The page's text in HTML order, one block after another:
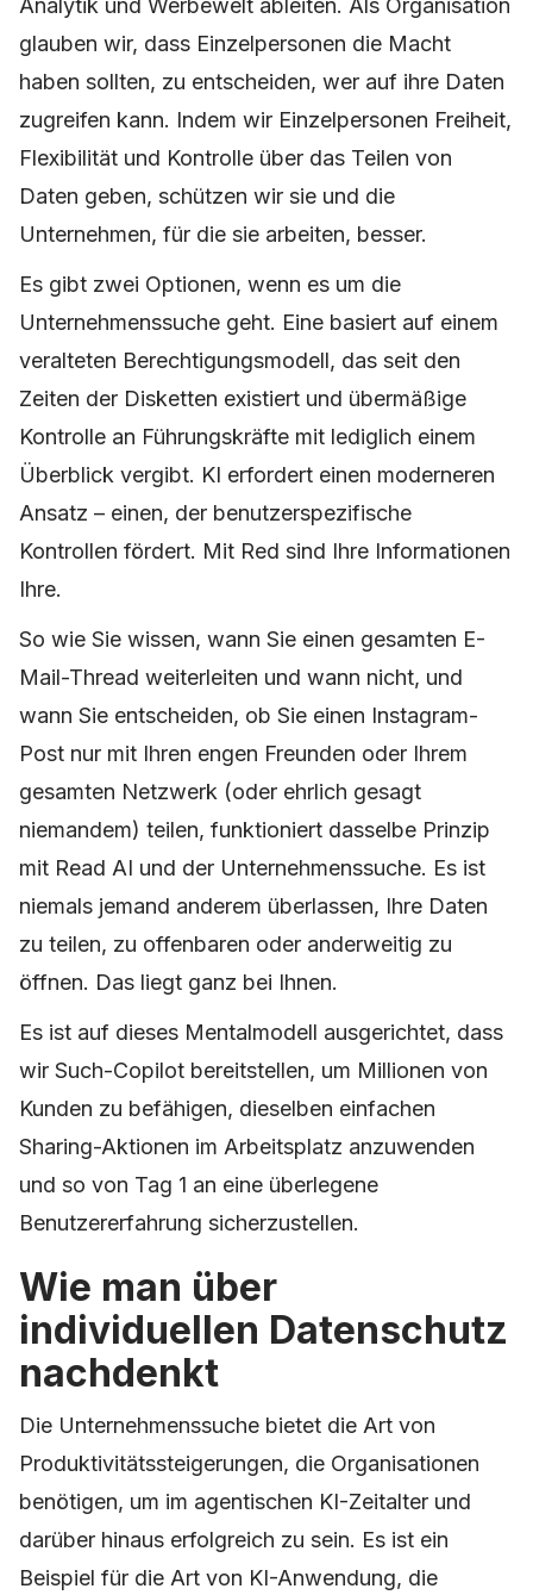
Analytik und Werbewelt ableiten. Als Organisation
glauben wir, dass Einzelpersonen die Macht
haben sollten, zu entscheiden, wer auf ihre Daten
zugreifen kann. Indem wir Einzelpersonen Freiheit,
Flexibilität und Kontrolle über das Teilen von
Daten geben, schützen wir sie und die
Unternehmen, für die sie arbeiten, besser.
Es gibt zwei Optionen, wenn es um die
Unternehmenssuche geht. Eine basiert auf einem
veralteten Berechtigungsmodell, das seit den
Zeiten der Disketten existiert und übermäßige
Kontrolle an Führungskräfte mit lediglich einem
Überblick vergibt. KI erfordert einen moderneren
Ansatz – einen, der benutzerspezifische
Kontrollen fördert. Mit Red sind Ihre Informationen
Ihre.
So wie Sie wissen, wann Sie einen gesamten E-
Mail-Thread weiterleiten und wann nicht, und
wann Sie entscheiden, ob Sie einen Instagram-
Post nur mit Ihren engen Freunden oder Ihrem
gesamten Netzwerk (oder ehrlich gesagt
niemandem) teilen, funktioniert dasselbe Prinzip
mit Read AI und der Unternehmenssuche. Es ist
niemals jemand anderem überlassen, Ihre Daten
zu teilen, zu offenbaren oder anderweitig zu
öffnen. Das liegt ganz bei Ihnen.
Es ist auf dieses Mentalmodell ausgerichtet, dass
wir Such-Copilot bereitstellen, um Millionen von
Kunden zu befähigen, dieselben einfachen
Sharing-Aktionen im Arbeitsplatz anzuwenden
und so von Tag 1 an eine überlegene
Benutzererfahrung sicherzustellen.
Wie man über
individuellen Datenschutz
nachdenkt
Die Unternehmenssuche bietet die Art von
Produktivitätssteigerungen, die Organisationen
benötigen, um im agentischen KI-Zeitalter und
darüber hinaus erfolgreich zu sein. Es ist ein
Beispiel für die Art von KI-Anwendung, die